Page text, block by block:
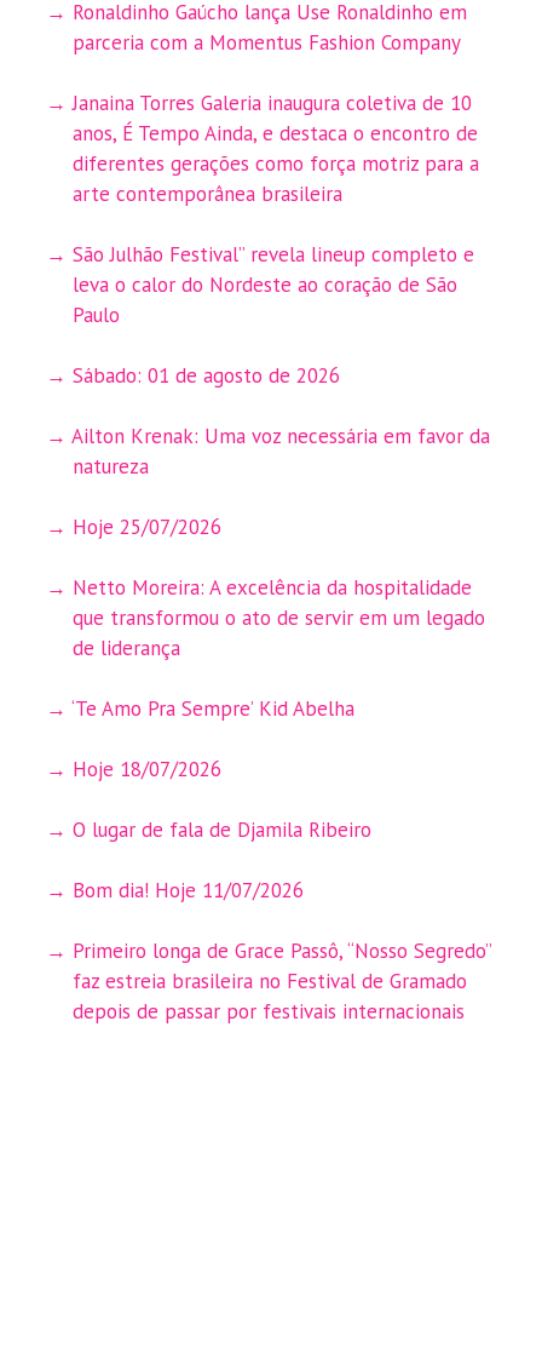
Ronaldinho Gaúcho lança Use Ronaldinho em
parceria com a Momentus Fashion Company
Janaina Torres Galeria inaugura coletiva de 10
anos, É Tempo Ainda, e destaca o encontro de
diferentes gerações como força motriz para a
arte contemporânea brasileira
São Julhão Festival” revela lineup completo e
leva o calor do Nordeste ao coração de São
Paulo
Sábado: 01 de agosto de 2026
Ailton Krenak: Uma voz necessária em favor da
natureza
Hoje 25/07/2026
Netto Moreira: A excelência da hospitalidade
que transformou o ato de servir em um legado
de liderança
‘Te Amo Pra Sempre’ Kid Abelha
Hoje 18/07/2026
O lugar de fala de Djamila Ribeiro
Bom dia! Hoje 11/07/2026
Primeiro longa de Grace Passô, “Nosso Segredo”
faz estreia brasileira no Festival de Gramado
depois de passar por festivais internacionais